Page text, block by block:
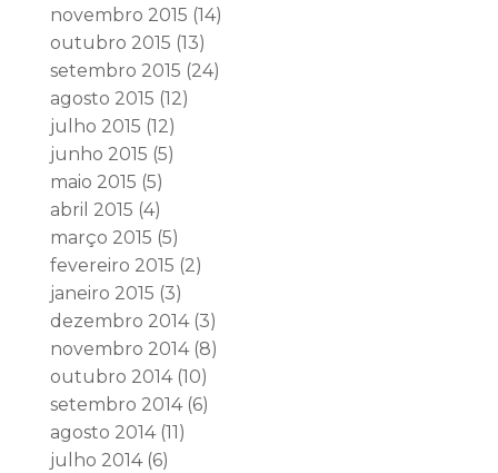
novembro 2015 (14)
outubro 2015 (13)
setembro 2015 (24)
agosto 2015 (12)
julho 2015 (12)
junho 2015 (5)
maio 2015 (5)
abril 2015 (4)
março 2015 (5)
fevereiro 2015 (2)
janeiro 2015 (3)
dezembro 2014(3)
novembro 2014(8)
outubro 2014(10)
setembro 2014(6)
agosto 2014(11)
julho 2014(6)